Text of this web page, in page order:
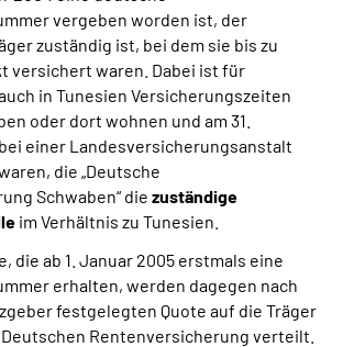
vergeben worden ist, der
zuständig ist, bei dem sie bis zu
versichert waren. Dabei ist für
in Tunesien Versicherungszeiten
oder dort wohnen und am 31.
einer Landesversicherungsanstalt
die „Deutsche
Schwaben“ die zuständige
im Verhältnis zu Tunesien.
die ab 1. Januar 2005 erstmals eine
erhalten, werden dagegen nach
festgelegten Quote auf die Träger
Rentenversicherung verteilt.